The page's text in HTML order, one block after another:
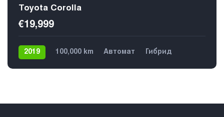
Toyota Corolla
€19,999
2019 100,000 km Автомат
Гибрид